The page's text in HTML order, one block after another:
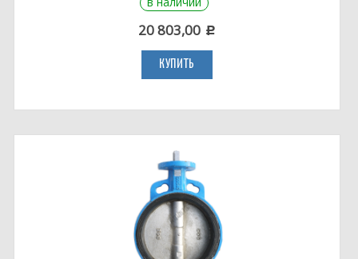
20 803,00 c
КУПИТЬ